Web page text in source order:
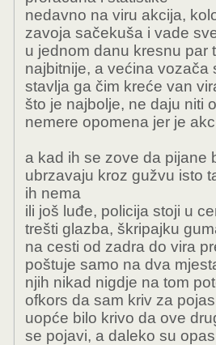
nedavno na viru akcija,
zavoja sačekuša i vade
u jednom danu kresnu par
najbitnije, a većina vozača
stavlja ga čim kreće van
što je najbolje, ne daju niti
nemere opomena jer je
a kad ih se zove da pijane
ubrzavaju kroz gužvu isto
ih nema
ili još luđe, policija stoji u
trešti glazba, škripajku
na cesti od zadra do vira
poštuje samo na dva
njih nikad nigdje na tom
ofkors da sam kriv za
uopće bilo krivo da ove
se pojavi, a daleko su